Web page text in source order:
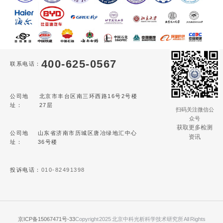
联系电话： 400-625-0567
公司地
址：
北京市丰台区南三环西路16号2号楼
27层
公司地
址：
山东省济南市历城区唐冶绿地汇中心
36号楼
投诉电话： 010-82491398
扫码关注微信公
众号
获取更多检测
资讯
京ICP备15067471号-33Copyright 2025 北京中科光析科学技术研究所 All Rights